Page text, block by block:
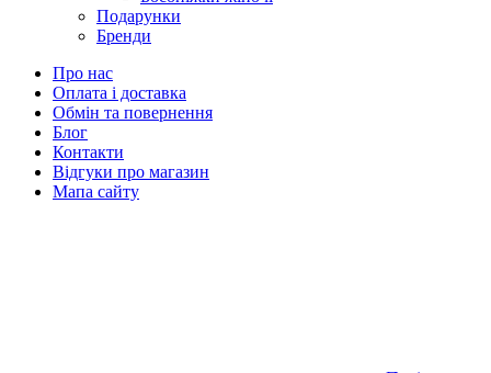
Подарунки
Бренди
Про нас
Оплата і доставка
Обмін та повернення
Блог
Контакти
Відгуки про магазин
Мапа сайту